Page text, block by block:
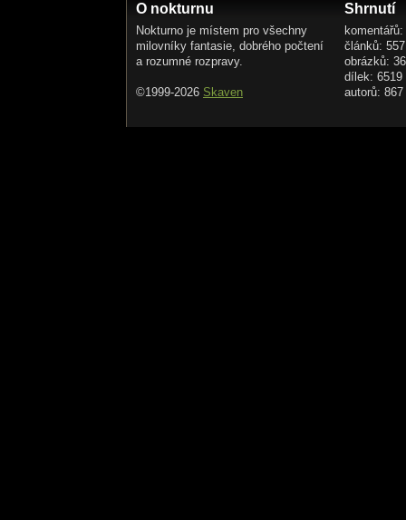
O nokturnu
Nokturno je místem pro všechny
milovníky fantasie, dobrého počtení
a rozumné rozpravy.
©1999-2026 Skaven
Shrnutí
článků: 557
obrázků:
dílek: 6519
autorů: 867